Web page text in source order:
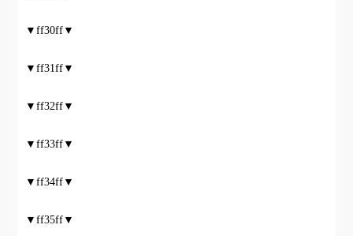
▼ff30ff▼
▼ff31ff▼
▼ff32ff▼
▼ff33ff▼
▼ff34ff▼
▼ff35ff▼